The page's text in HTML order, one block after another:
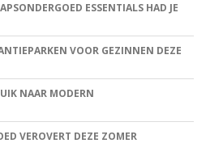
ESSENTIALS HAD JE
VOOR GEZINNEN DEZE
NAAR MODERN
VEROVERT DEZE ZOMER